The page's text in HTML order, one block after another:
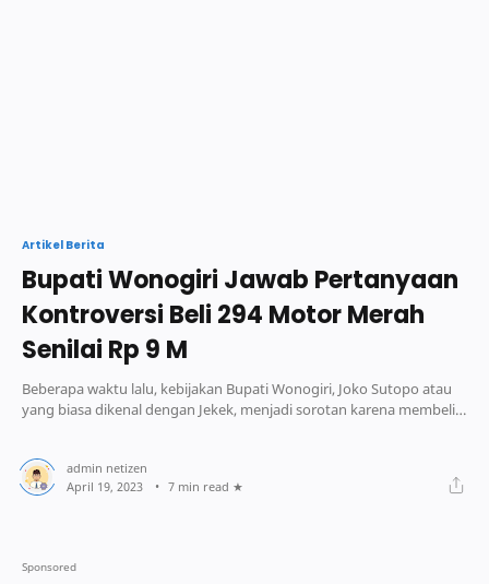
Artikel Berita
Bupati Wonogiri Jawab Pertanyaan
Kontroversi Beli 294 Motor Merah
Senilai Rp 9 M
Beberapa waktu lalu, kebijakan Bupati Wonogiri, Joko Sutopo atau
yang biasa dikenal dengan Jekek, menjadi sorotan karena membeli
7 min read